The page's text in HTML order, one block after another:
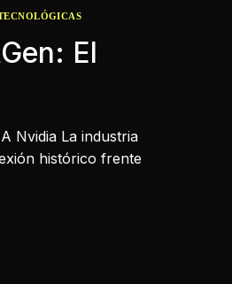
El
Nvidia La industria
histórico frente